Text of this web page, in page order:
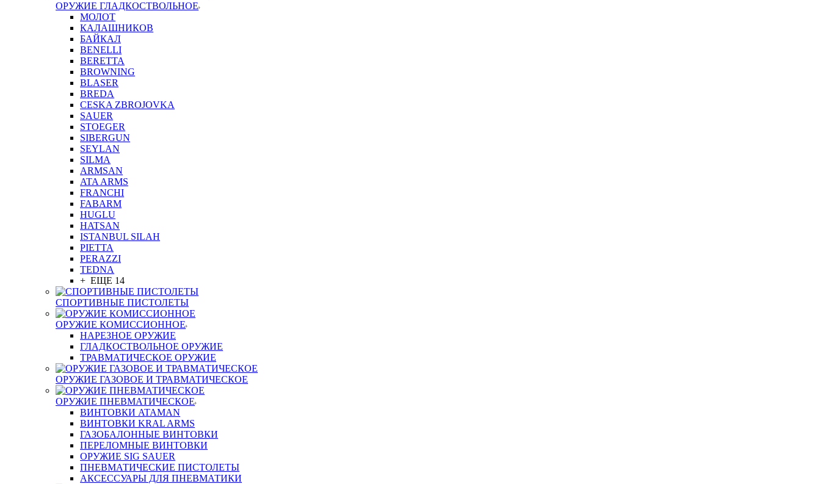
ОРУЖИЕ ГЛАДКОСТВОЛЬНОЕ
МОЛОТ
КАЛАШНИКОВ
БАЙКАЛ
BENELLI
BERETTA
BROWNING
BLASER
BREDA
CESKA ZBROJOVKA
SAUER
STOEGER
SIBERGUN
SEYLAN
SILMA
ARMSAN
ATA ARMS
FRANCHI
FABARM
HUGLU
HATSAN
ISTANBUL SILAH
PIETTA
PERAZZI
TEDNA
+ ЕЩЕ 14
СПОРТИВНЫЕ ПИСТОЛЕТЫ
ОРУЖИЕ КОМИССИОННОЕ
НАРЕЗНОЕ ОРУЖИЕ
ГЛАДКОСТВОЛЬНОЕ ОРУЖИЕ
ТРАВМАТИЧЕСКОЕ ОРУЖИЕ
ОРУЖИЕ ГАЗОВОЕ И ТРАВМАТИЧЕСКОЕ
ОРУЖИЕ ПНЕВМАТИЧЕСКОЕ
ВИНТОВКИ ATAMAN
ВИНТОВКИ KRAL ARMS
ГАЗОБАЛОННЫЕ ВИНТОВКИ
ПЕРЕЛОМНЫЕ ВИНТОВКИ
ОРУЖИЕ SIG SAUER
ПНЕВМАТИЧЕСКИЕ ПИСТОЛЕТЫ
АКСЕССУАРЫ ДЛЯ ПНЕВМАТИКИ